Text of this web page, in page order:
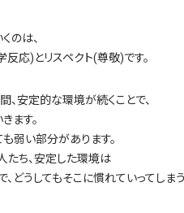
のは、
反応)とリスペクト(尊敬)です。
安定的な環境が続くことで、
ます。
弱い部分があります。
たち、安定した環境は
どうしてもそこに慣れていってしまう